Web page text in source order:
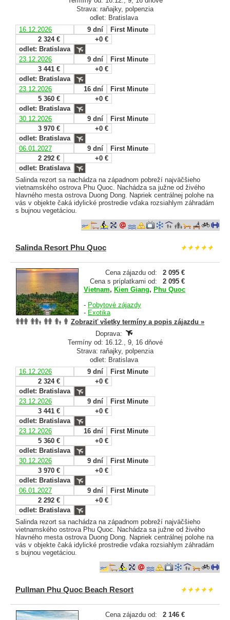
Strava: raňajky, polpenzia
odlet: Bratislava
16.12.2026
9 dní
First Minute
2 324 €
+0 €
odlet: Bratislava
23.12.2026
9 dní
First Minute
3 441 €
+0 €
odlet: Bratislava
23.12.2026
16 dní
First Minute
5 360 €
+0 €
odlet: Bratislava
30.12.2026
9 dní
First Minute
3 970 €
+0 €
odlet: Bratislava
06.01.2027
9 dní
First Minute
2 292 €
+0 €
odlet: Bratislava
Salinda rezort sa nachádza na západnom pobreží najväčšieho
vietnamského ostrova Phu Quoc. Nachádza sa južne od živého
hlavného mesta ostrova Duong Dong. Napriek centrálnej polohe na
vás v objekte čaká idylické prostredie vďaka rozsiahlym záhradám
s bujnou vegetáciou.
Salinda Resort Phu Quoc
Cena zájazdu od:
2 095 €
Cena s príplatkami od:
2 095 €
Vietnam, Kien Giang, Phu Quoc
- Pobytové zájazdy
- Exotika
Zobraziť všetky termíny a popis zájazdu »
Doprava:
Termíny od: 16.12., 9, 16 dňové
Strava: raňajky, polpenzia
odlet: Bratislava
16.12.2026
9 dní
First Minute
2 324 €
+0 €
odlet: Bratislava
23.12.2026
9 dní
First Minute
3 441 €
+0 €
odlet: Bratislava
23.12.2026
16 dní
First Minute
5 360 €
+0 €
odlet: Bratislava
30.12.2026
9 dní
First Minute
3 970 €
+0 €
odlet: Bratislava
06.01.2027
9 dní
First Minute
2 292 €
+0 €
odlet: Bratislava
Salinda rezort sa nachádza na západnom pobreží najväčšieho
vietnamského ostrova Phu Quoc. Nachádza sa južne od živého
hlavného mesta ostrova Duong Dong. Napriek centrálnej polohe na
vás v objekte čaká idylické prostredie vďaka rozsiahlym záhradám
s bujnou vegetáciou.
Pullman Phu Quoc Beach Resort
Cena zájazdu od:
2 146 €